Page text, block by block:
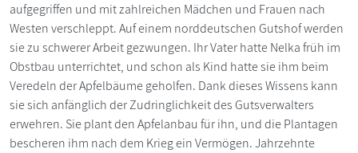
aufgegriffen und mit zahlreichen Mädchen und Frauen nach
Westen verschleppt. Auf einem norddeutschen Gutshof werden
sie zu schwerer Arbeit gezwungen. Ihr Vater hatte Nelka früh im
Obstbau unterrichtet, und schon als Kind hatte sie ihm beim
Veredeln der Apfelbäume geholfen. Dank dieses Wissens kann
sie sich anfänglich der Zudringlichkeit des Gutsverwalters
erwehren. Sie plant den Apfelanbau für ihn, und die Plantagen
bescheren ihm nach dem Krieg ein Vermögen. Jahrzehnte